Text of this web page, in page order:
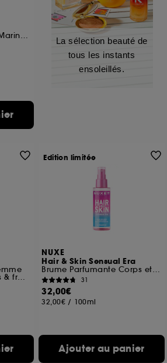
Eau de Parfum Notes Marines Florales
La sélection beauté de
tous les instants
ensoleillés.
Notes fleuries, marines & fraîches
NUXE
Hair & Skin Sensual Era
Brume Parfumante Corps et Cheveux
31
32,00€
32,00€ / 100ml
Ajouter au panier
Edition limitée